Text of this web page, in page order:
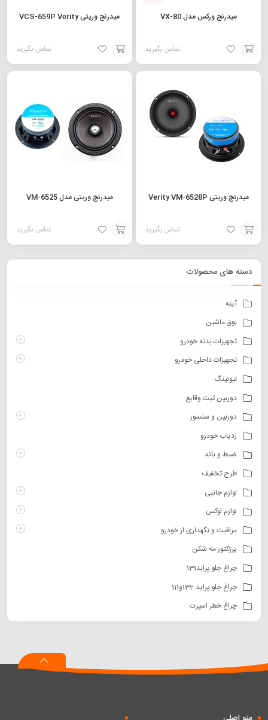
میدرنج ورکس مدل VX-80
تماس بگیرید
افزودن
میدرنج وریتی VCS-659P Verity
تماس بگیرید
افزودن
میدرنج وریتی Verity VM-6528P
تماس بگیرید
افزودن
سبد
میدرنج وریتی مدل VM-6525
تماس بگیرید
افزودن
دسته های محصولات
آینه
بوق ماشین
تجهیزات بدنه خودرو
تجهیزات داخلی خودرو
تیونینگ
دوربین ثبت وقایع
دوربین و سنسور
ردیاب خودرو
ضبط و باند
طرح تخفیف
لوازم جانبی
لوازم لوکس
مراقبت و نگهداری از خودرو
پرژکتور مه شکن
چراغ جلو پرابد131
چراغ جلو پراید 132و111
چراغ خطر اسپرت